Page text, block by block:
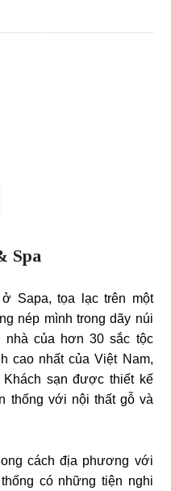
Spa
Sapa, tọa lạc trên một
nép mình trong dãy núi
nhà của hơn 30 sắc tộc
cao nhất của Việt Nam,
Khách sạn được thiết kế
thống với nội thất gỗ và
cách địa phương với
có những tiện nghi